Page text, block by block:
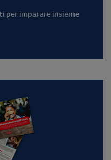
per imparare insieme